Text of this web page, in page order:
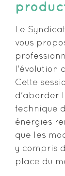
Le
vous
l'évolution
Cette
d'aborder
technique
énergies
que les
y compris
place du